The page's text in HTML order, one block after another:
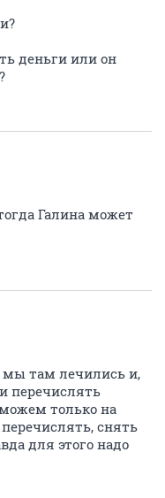
деньги или он
Галина может
там лечились и,
перечислять
только на
снять
для этого надо